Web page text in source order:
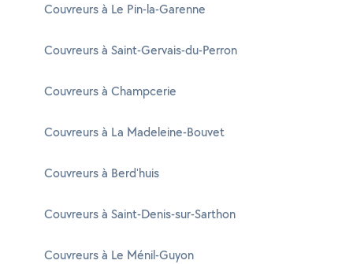
Couvreurs à Le Pin-la-Garenne
Couvreurs à Saint-Gervais-du-Perron
Couvreurs à Champcerie
Couvreurs à La Madeleine-Bouvet
Couvreurs à Berd'huis
Couvreurs à Saint-Denis-sur-Sarthon
Couvreurs à Le Ménil-Guyon